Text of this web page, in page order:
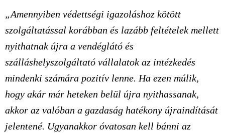
„Amennyiben védettségi igazoláshoz kötött
szolgáltatással korábban és lazább feltételek mellett
nyithatnak újra a vendéglátó és
szálláshelyszolgáltató vállalatok az intézkedés
mindenki számára pozitív lenne. Ha ezen múlik,
hogy akár már heteken belül újra nyithassanak,
akkor az valóban a gazdaság hatékony újraindítását
jelentené. Ugyanakkor óvatosan kell bánni az